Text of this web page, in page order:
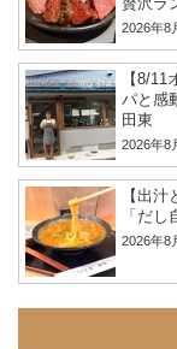
贅沢ラ
2026年8
【8/
パと感
田東
2026年8
【出
「だ
2026年8